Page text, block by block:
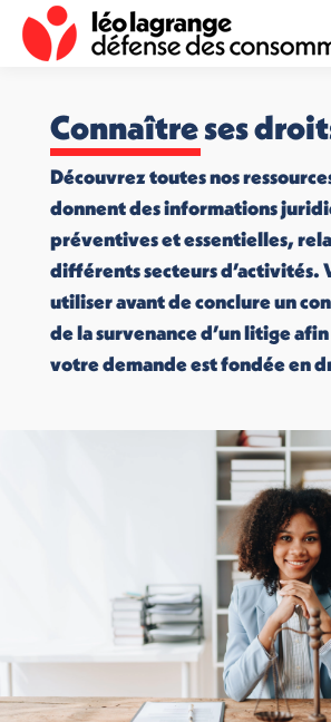
Connaître ses
Découvrez toutes nos
donnent des informations
préventives et essentielles,
différents secteurs d’activités.
utiliser avant de conclure un
de la survenance d’un litige
votre demande est fondée en